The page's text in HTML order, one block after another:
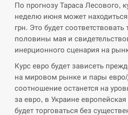
По прогнозу Тараса Лесового,
неделю июня может находиться
грн. Это будет
половины мая и
инерционного сценария на
Курс евро будет зависеть
на мировом рынке и пары
соотношение останется на
за евро, в Украине
будет торговаться без